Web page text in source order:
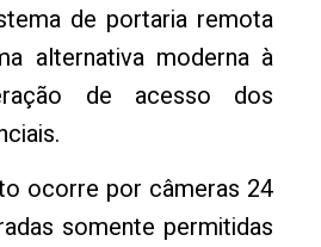
de portaria remota
alternativa moderna à
de acesso dos
ocorre por câmeras 24
somente permitidas